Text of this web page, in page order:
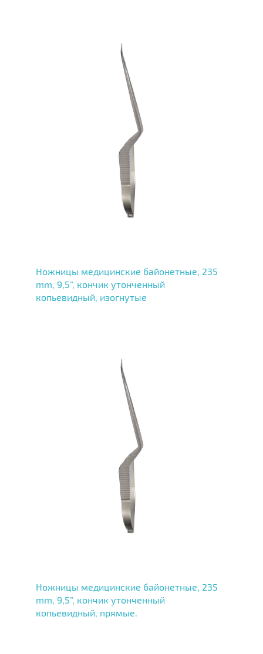
Ножницы медицинские байонетные, 235
mm, 9,5”, кончик утонченный
копьевидный, изогнутые
Ножницы медицинские байонетные, 235
mm, 9,5”, кончик утонченный
копьевидный, прямые.